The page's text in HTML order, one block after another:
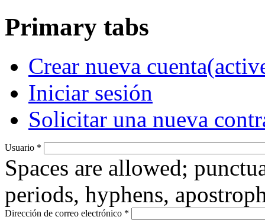
Primary tabs
Crear nueva cuenta
Iniciar sesión
Solicitar una nueva
Usuario *
Spaces are allowed;
periods, hyphens,
Dirección de correo electrónico *